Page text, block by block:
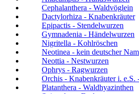
Cephalanthera - Waldvöglein
Dactylorhiza - Knabenkräuter
Epipactis - Stendelwurzen
Gymnadenia - Händelwurzen
Nigritella - Kohlröschen
Neotinea - kein deutscher
Neottia - Nestwurzen
Ophrys - Ragwurzen
Orchis - Knabenkräuter i. e.S.
Platanthera - Waldhyazinthen